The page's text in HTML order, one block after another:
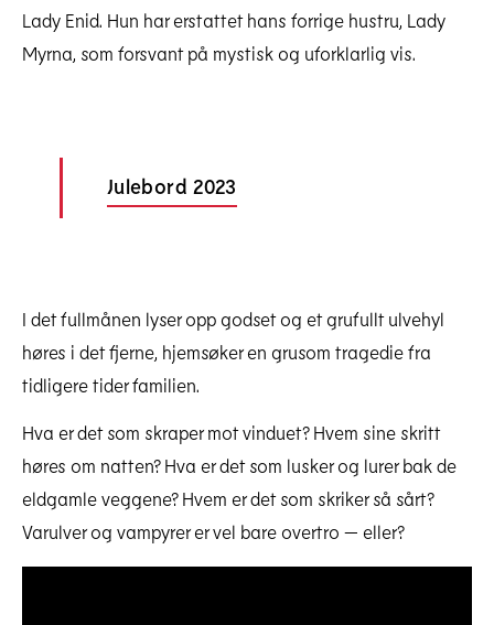
Lady Enid. Hun har erstattet hans forrige hustru, Lady
Myrna, som forsvant på mystisk og uforklarlig vis.
Julebord 2023
I det fullmånen lyser opp godset og et grufullt ulvehyl
høres i det fjerne, hjemsøker en grusom tragedie fra
tidligere tider familien.
Hva er det som skraper mot vinduet? Hvem sine skritt
høres om natten? Hva er det som lusker og lurer bak de
eldgamle veggene? Hvem er det som skriker så sårt?
Varulver og vampyrer er vel bare overtro — eller?